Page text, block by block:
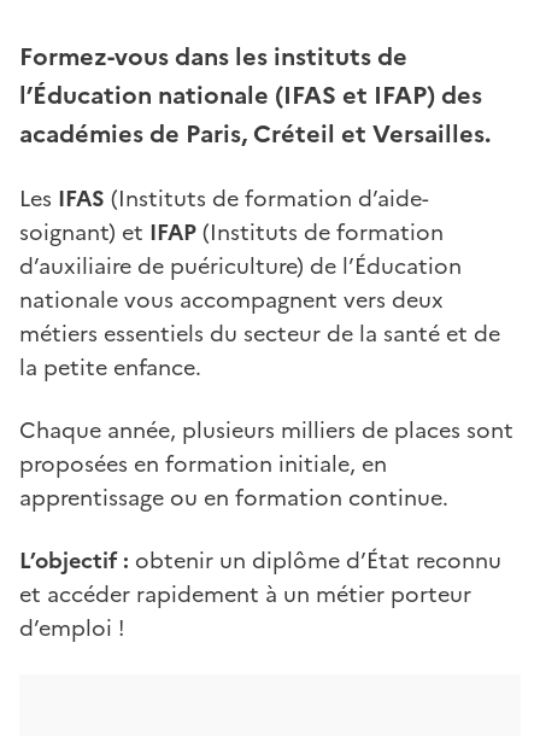
Formez-vous dans les instituts de
l’Éducation nationale (IFAS et IFAP) des
académies de Paris, Créteil et Versailles.
Les IFAS (Instituts de formation d’aide-
soignant) et IFAP(Instituts de formation
d’auxiliaire de puériculture) de l’Éducation
nationale vous accompagnent vers deux
métiers essentiels du secteur de la santé et de
la petite enfance.
Chaque année, plusieurs milliers de places sont
proposées en formation initiale, en
apprentissage ou en formation continue.
L’objectif : obtenir un diplôme d’État reconnu
et accéder rapidement à un métier porteur
d’emploi !